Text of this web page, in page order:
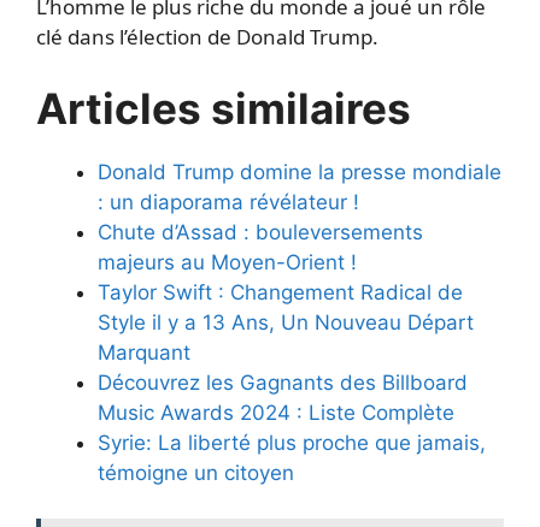
L’homme le plus riche du monde a joué un rôle
clé dans l’élection de Donald Trump.
Articles similaires
Donald Trump domine la presse mondiale
: un diaporama révélateur !
Chute d’Assad : bouleversements
majeurs au Moyen-Orient !
Taylor Swift : Changement Radical de
Style il y a 13 Ans, Un Nouveau Départ
Marquant
Découvrez les Gagnants des Billboard
Music Awards 2024 : Liste Complète
Syrie: La liberté plus proche que jamais,
témoigne un citoyen